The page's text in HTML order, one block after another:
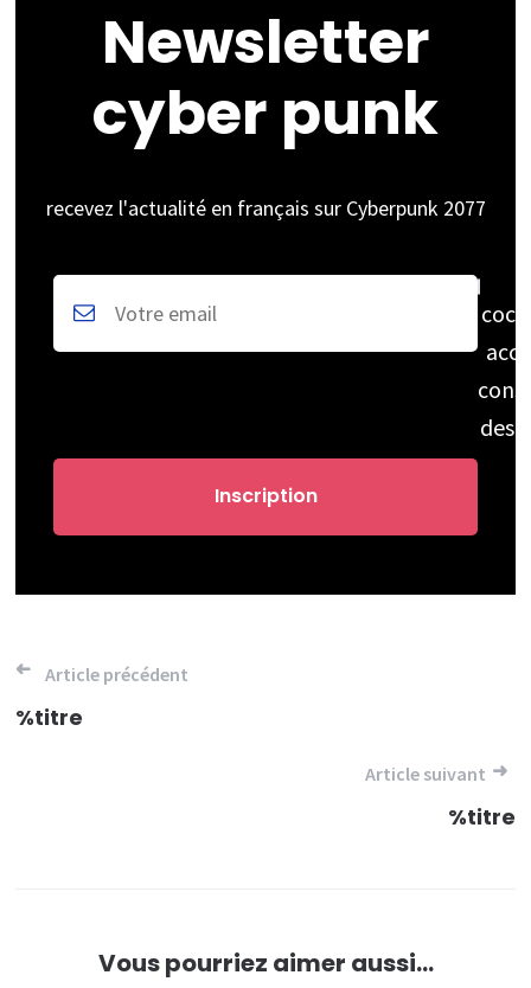
Newsletter
cyber punk
recevez l'actualité en français sur Cyberpunk 2077
des
Navigation
de
Article précédent
%titre
Article suivant
%titre
Vous pourriez aimer aussi...